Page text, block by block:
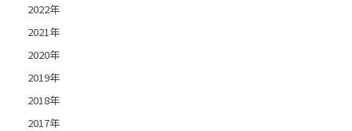
2022年
2021年
2020年
2019年
2018年
2017年